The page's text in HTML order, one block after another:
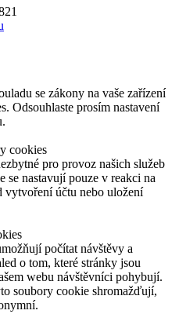
se zákony na vaše zařízení
Odsouhlaste prosím nastavení
cookies
pro provoz našich služeb
se nastavují pouze v reakci na
vytvoření účtu nebo uložení
počítat návštěvy a
o tom, které stránky jsou
webu návštěvníci pohybují.
soubory cookie shromažďují,